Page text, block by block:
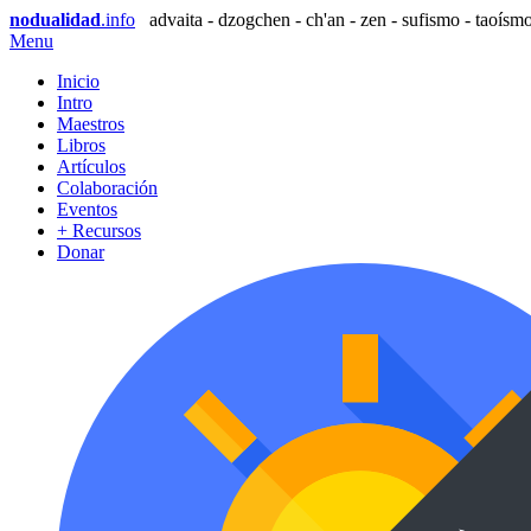
nodualidad.info
advaita - dzogchen - ch'an - zen - sufismo -
Menu
Inicio
Intro
Maestros
Libros
Artículos
Colaboración
Eventos
+ Recursos
Donar